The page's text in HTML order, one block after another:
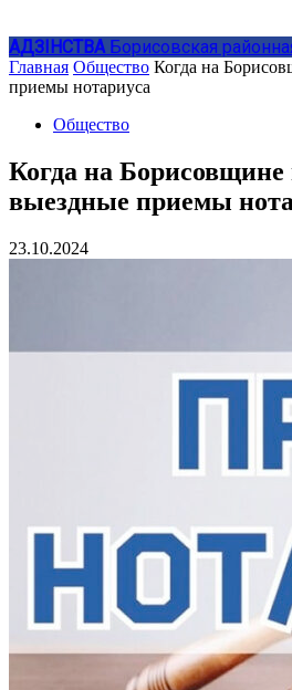
АДЗIНСТВА Борисовская
Главная Общество Когда на
приемы нотариуса
Общество
Когда на Борисовщине
выездные приемы
23.10.2024